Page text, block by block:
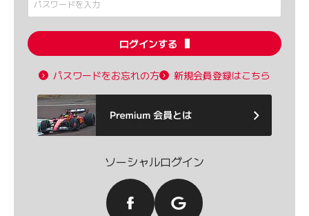
ログインする
パスワードをお忘れの方 新規会員登録はこちら
ソーシャルログイン